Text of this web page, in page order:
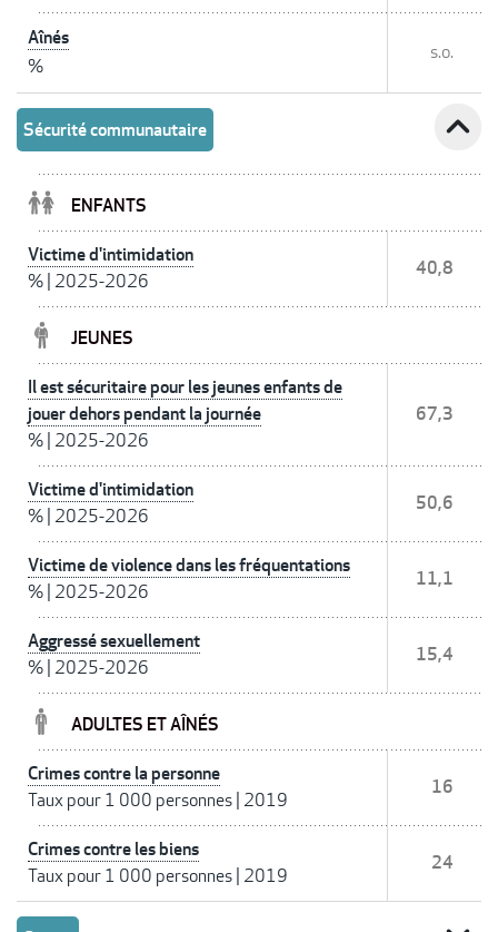
Aînés
%
s.o.
Sécurité communautaire expand_less
ENFANTS
Victime d'intimidation
% 2025-2026
40,8
JEUNES
Il est sécuritaire pour les jeunes enfants de
jouer dehors pendant la journée
% 2025-2026
67,3
Victime d'intimidation
% 2025-2026
50,6
Victime de violence dans les fréquentations
% 2025-2026
11,1
Aggressé sexuellement
% 2025-2026
15,4
ADULTES ET AÎNÉS
Crimes contre la personne
Taux pour 1 000 personnes 2019
16
Crimes contre les biens
Taux pour 1 000 personnes 2019
24